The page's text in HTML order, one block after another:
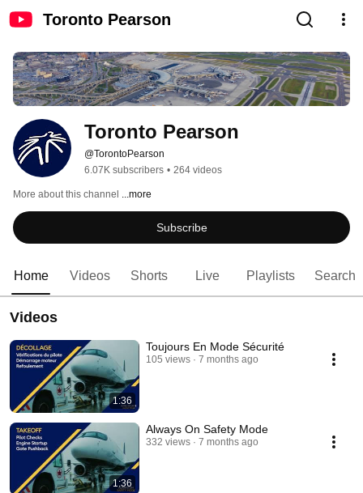
Toronto Pearson
Toronto Pearson
@TorontoPearson
6.07K subscribers • 264 videos
More about this channel ...more
Subscribe
Home Videos Shorts Live Playlists Search
Videos
1:36
Toujours En Mode Sécurité
105 views 7 months ago
1:36
Always On Safety Mode
332 views 7 months ago